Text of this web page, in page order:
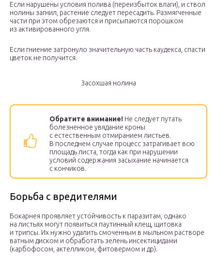
Если нарушены условия полива (переизбыток влаги), и ствол
нолины загнил, растение следует пересадить. Размягченные
части при этом обрезаются и присыпаются порошком
из активированного угля.
Если гниение затронуло значительную часть каудекса, спасти
цветок не получится.
Засохшая нолина
Обратите внимание! Не следует путать
болезненное увядание кроны
с естественным отмиранием листьев.
В последнем случае процесс затрагивает всю
площадь листа, тогда как при нарушении
условий содержания засыхание начинается
с кончиков.
Борьба с вредителями
Бокарнея проявляет устойчивость к паразитам, однако
на листьях могут появиться паутинный клещ, щитовка
и трипсы. Их нужно удалить смоченным в мыльном растворе
ватным диском и обработать зелень инсектицидами
(карбофосом, актелликом, фитовермом и др).